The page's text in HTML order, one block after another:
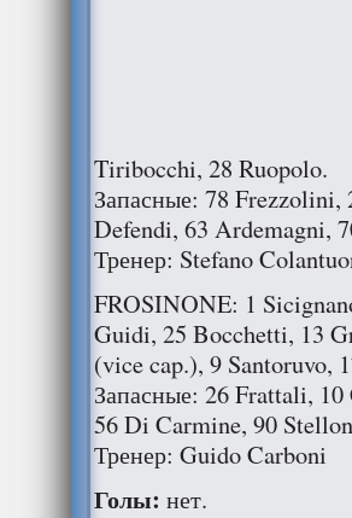
Tiribocchi, 28 Ruopolo.
Запасные: 78 Frezzolini,
Defendi, 63 Ardemagni,
Тренер: Stefano
FROSINONE: 1
Guidi, 25 Bocchetti, 13
(vice cap.), 9 Santoruvo,
Запасные: 26 Frattali,
56 Di Carmine, 90
Тренер: Guido Carboni
Голы: нет.